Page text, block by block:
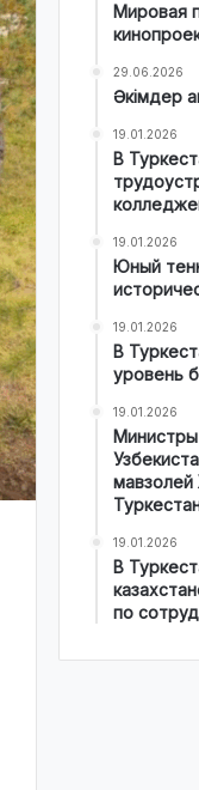
Мировая
29.06.2026
Әкімдер
19.01.2026
В
19.01.2026
Юный
19.01.2026
В
уровень
19.01.2026
Министры
19.01.2026
В
по